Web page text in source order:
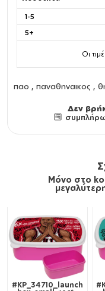
1-5
5+
Οι
παο , παναθηναικος ,
Δεν
Μόνο στο
#KP_34710_launch